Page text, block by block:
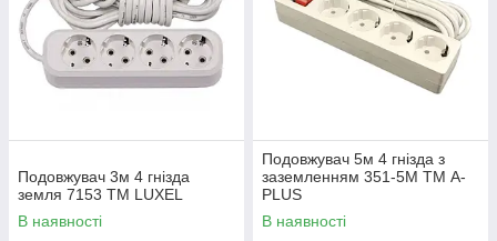
Подовжувач 3м 4 гнізда
земля 7153 ТМ LUXEL
В наявності
Подовжувач 5м 4 гнізда з
заземленням 351-5M ТМ A-
PLUS
В наявності